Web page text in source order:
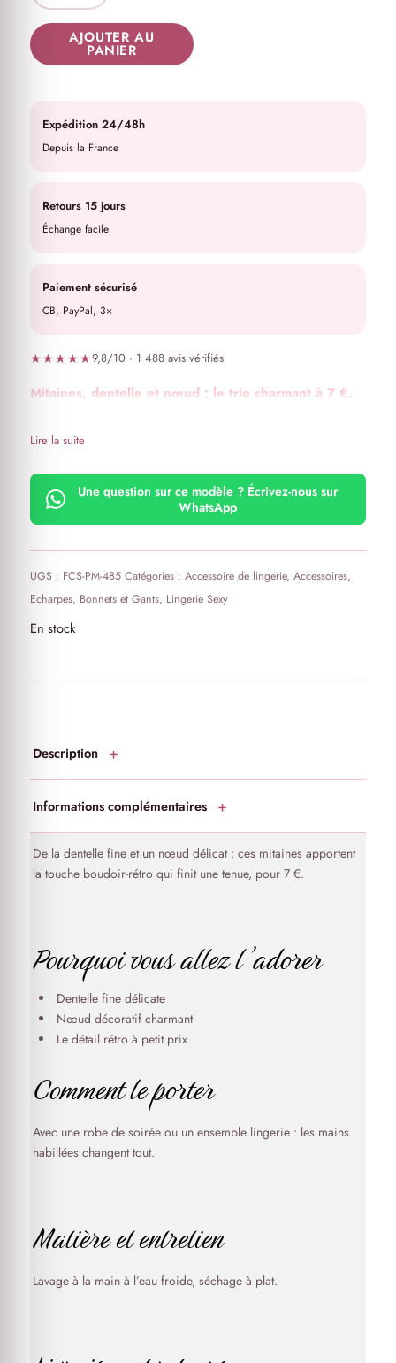
En stock
AJOUTER AU
PANIER
Expédition 24/48h
Depuis la France
Retours 15 jours
Échange facile
Paiement sécurisé
CB, PayPal, 3×
★★★★★9,8/10 · 1 488 avis vérifiés
Mitaines, dentelle et nœud : le trio charmant à 7 €.
Lire la suite
Une question sur ce modèle ? Écrivez-nous sur
WhatsApp
UGS : FCS-PM-485 Catégories : Accessoire de lingerie, Accessoires,
Echarpes, Bonnets et Gants, Lingerie Sexy
Description
Informations complémentaires
De la dentelle fine et un nœud délicat : ces mitaines apportent
la touche boudoir-rétro qui finit une tenue, pour 7 €.
Pourquoi vous allez l’adorer
Dentelle fine délicate
Nœud décoratif charmant
Le détail rétro à petit prix
Comment le porter
Avec une robe de soirée ou un ensemble lingerie : les mains
habillées changent tout.
Matière et entretien
Lavage à la main à l’eau froide, séchage à plat.